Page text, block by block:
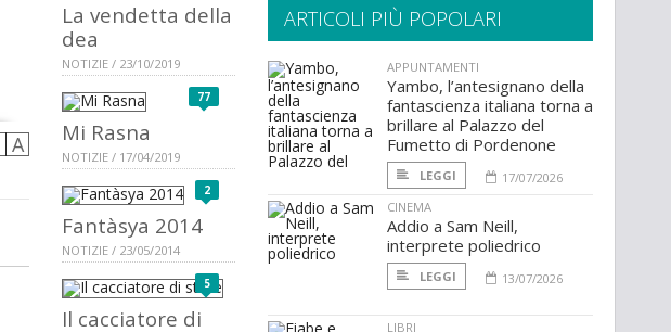
A
La vendetta della
dea
NOTIZIE / 23/10/2019
77
Mi Rasna
NOTIZIE / 17/04/2019
2
Fantàsya 2014
NOTIZIE / 23/05/2014
5
Il cacciatore di
ARTICOLI PIÙ POPOLARI
APPUNTAMENTI
Yambo, l’antesignano della
fantascienza italiana torna a
brillare al Palazzo del
Fumetto di Pordenone
LEGGI
17/07/2026
CINEMA
Addio a Sam Neill,
interprete poliedrico
LEGGI 13/07/2026
LIBRI